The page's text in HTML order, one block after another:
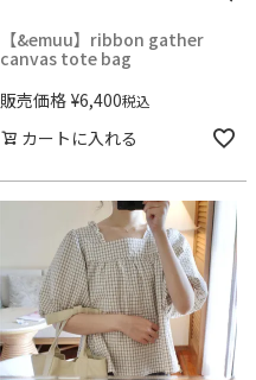
【&emuu】ribbon gather
canvas tote bag
販売価格 ¥6,400税込
カートに入れる